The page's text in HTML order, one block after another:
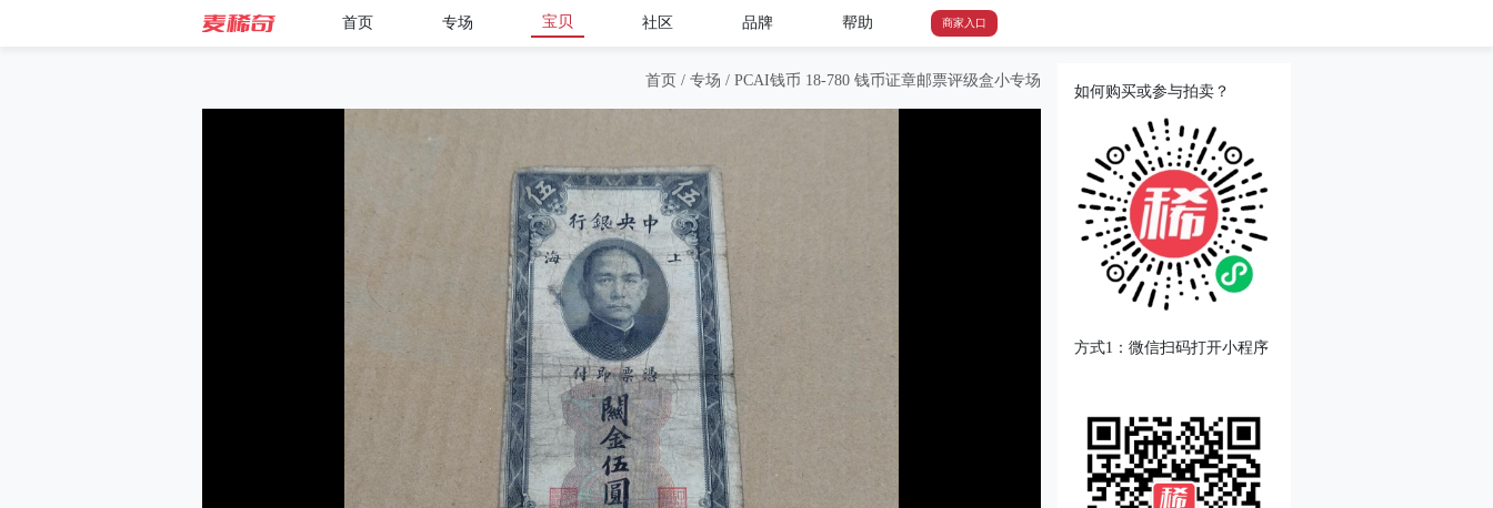
首页 专场 宝贝 社区 品牌 帮助 商家入口
首页 / 专场 / PCAI钱币 18-780 钱币证章邮票评级盒小专场
如何购买或参与拍卖？
方式1：微信扫码打开小程序